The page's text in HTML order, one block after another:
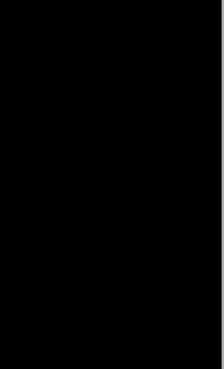
The 7th
con enlaces a
catálogo de
También puedes
prioridad y te